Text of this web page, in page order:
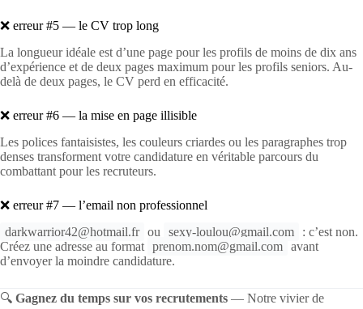
❌ erreur #5 — le CV trop long
La longueur idéale est d’une page pour les profils de moins de dix ans
d’expérience et de deux pages maximum pour les profils seniors. Au-
delà de deux pages, le CV perd en efficacité.
❌ erreur #6 — la mise en page illisible
Les polices fantaisistes, les couleurs criardes ou les paragraphes trop
denses transforment votre candidature en véritable parcours du
combattant pour les recruteurs.
❌ erreur #7 — l’email non professionnel
darkwarrior42@hotmail.fr ou sexy-loulou@gmail.com
: c’est non.
Créez une adresse au format prenom.nom@gmail.com avant
d’envoyer la moindre candidature.
🔍 Gagnez du temps sur vos recrutements — Notre vivier de